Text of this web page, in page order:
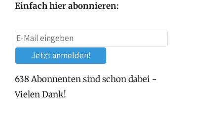
Einfach hier abonnieren:
638 Abonnenten sind schon dabei -
Vielen Dank!